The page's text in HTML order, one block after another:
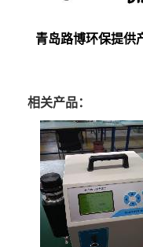
青岛路博环保提供
相关产品：